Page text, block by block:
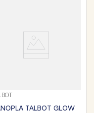
TALBOT GLOW